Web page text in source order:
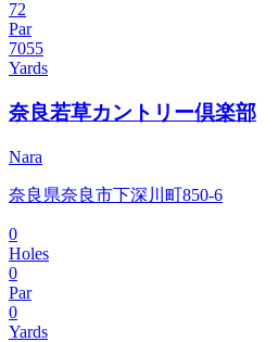
72
Par
7055
Yards
奈良若草カントリー倶楽部
Nara
奈良県奈良市下深川町850-6
0
Holes
0
Par
0
Yards